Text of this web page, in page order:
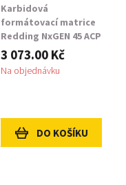
Karbidová
formátovací matrice
Redding NxGEN 45 ACP
/ 45 Auto Rim / 45 GAP
3 073.00 Kč
Na objednávku
DO KOŠÍKU